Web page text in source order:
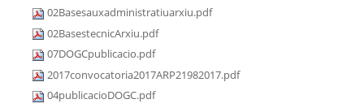
02Basesauxadministratiuarxiu.pdf
02BasestecnicArxiu.pdf
07DOGCpublicacio.pdf
2017convocatoria2017ARP21982017.pdf
04publicacioDOGC.pdf